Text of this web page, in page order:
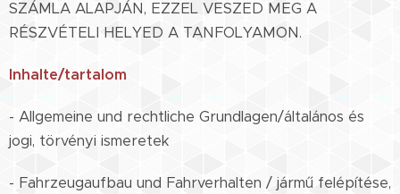
SZÁMLA ALAPJÁN, EZZEL VESZED MEG A
RÉSZVÉTELI HELYED A TANFOLYAMON.
Inhalte/tartalom
- Allgemeine und rechtliche Grundlagen/általános és
jogi, törvényi ismeretek
- Fahrzeugaufbau und Fahrverhalten / jármű felépítése,